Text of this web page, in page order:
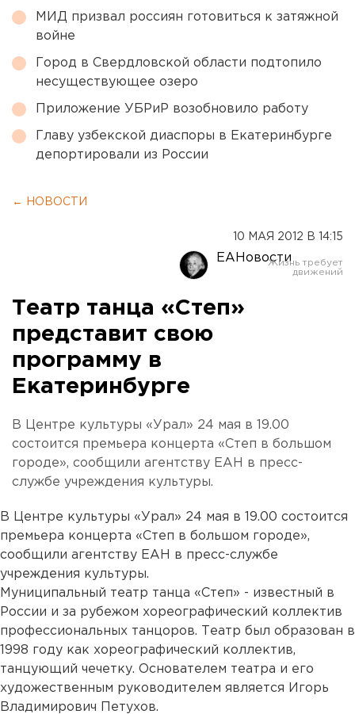
МИД призвал россиян готовиться к затяжной
войне
Город в Свердловской области подтопило
несуществующее озеро
Приложение УБРиР возобновило работу
Главу узбекской диаспоры в Екатеринбурге
депортировали из России
← НОВОСТИ
10 МАЯ 2012 В 14:15
ЕАНовости
Театр танца «Степ»
представит свою
программу в
Екатеринбурге
В Центре культуры «Урал» 24 мая в 19.00
состоится премьера концерта «Степ в большом
городе», сообщили агентству ЕАН в пресс-
службе учреждения культуры.
В Центре культуры «Урал» 24 мая в 19.00 состоится
премьера концерта «Степ в большом городе»,
сообщили агентству ЕАН в пресс-службе
учреждения культуры.
Муниципальный театр танца «Степ» - известный в
России и за рубежом хореографический коллектив
профессиональных танцоров. Театр был образован в
1998 году как хореографический коллектив,
танцующий чечетку. Основателем театра и его
художественным руководителем является Игорь
Владимирович Петухов.